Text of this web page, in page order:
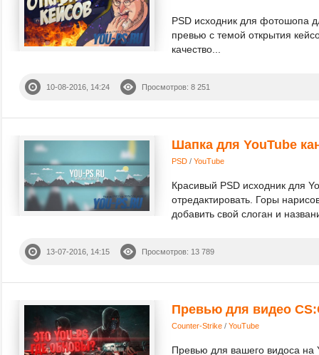
PSD исходник для фотошопа
превью с темой открытия
качество...
10-08-2016, 14:24 Просмотров: 8 251
Шапка для YouTube
PSD / YouTube
Красивый PSD исходник для
отредактировать. Горы
добавить свой слоган и
13-07-2016, 14:15 Просмотров: 13 789
Превью для видео
Counter-Strike / YouTube
Превью для вашего видоса на